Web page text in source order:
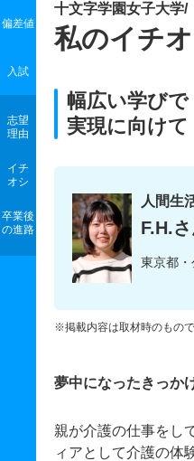
偏差値
入試
志望
理由
イチ
オシ
卒業後
の進路
十文字学園女子大学/
私のイチ
幅広い学びで
実現に向けて
人間生
F.H.
東京都
※掲載内容は取材時のもの
夢中になったきっか
親が介護の仕事をし
ィアとして介護の体